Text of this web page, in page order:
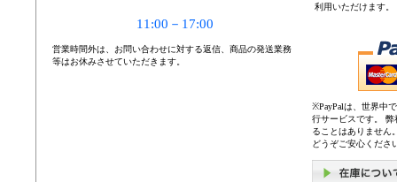
11:00－17:00
営業時間外は、お問い合わせに対する返信、商品の発送業務
等はお休みさせていただきます。
利用いただけます。
※PayPalは、世界中
行サービスです。
ることはありません
どうぞご安心くださ